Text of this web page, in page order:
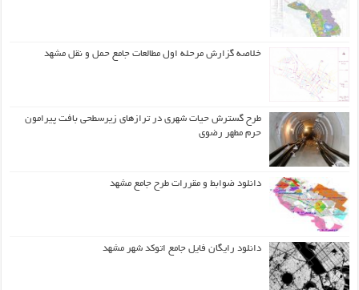
خلاصه گزارش مرحله اول مطالعات جامع حمل و نقل مشهد
طرح گسترش حیات شهري در ترازهاي زیرسطحی بافت پیرامون
حرم مطهر رضوي
دانلود ضوابط و مقررات طرح جامع مشهد
دانلود رایگان فایل جامع اتوکد شهر مشهد